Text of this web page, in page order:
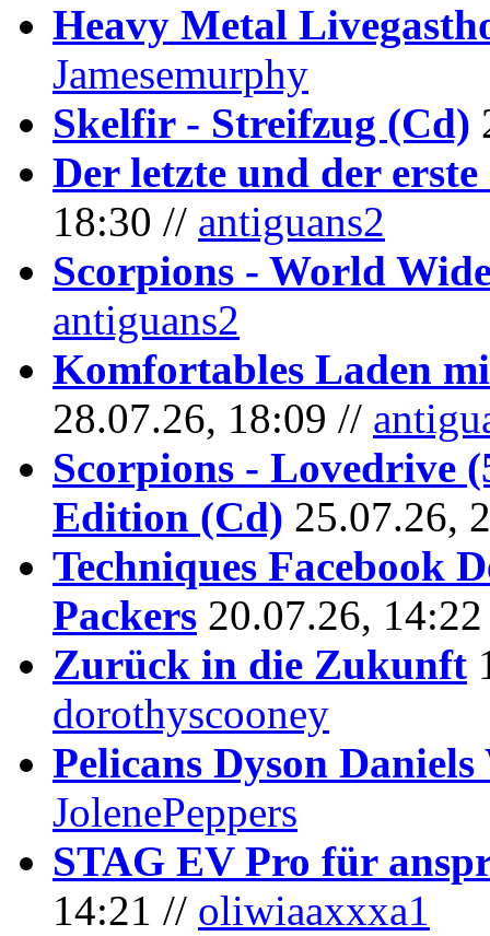
Heavy Metal
Jamesemurphy
Skelfir - Streifzug (Cd)
Der letzte und der erste
18:30 // antiguans2
Scorpions - World
antiguans2
Komfortables Laden
28.07.26, 18:09 //
Scorpions - Lovedrive
Edition (Cd) 25.07.26,
Techniques Facebook
Packers 20.07.26,
Zurück in die Zukunft
dorothyscooney
Pelicans Dyson
JolenePeppers
STAG EV Pro für
14:21 // oliwiaaxxxa1